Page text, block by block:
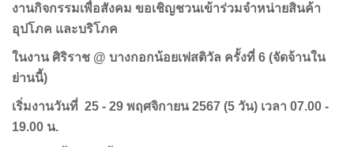
งานกิจกรรมเพื่อสังคม ขอเชิญชวนเข้าร่วมจำหน่ายสินค้า
อุปโภค และบริโภค
ในงาน ศิริราช @ บางกอกน้อยเฟสติวัล ครั้งที่ 6 (จัดจ้านใน
ย่านนี้)
เริ่มงานวันที่ 25 - 29 พฤศจิกายน 2567 (5 วัน) เวลา 07.00 -
19.00 น.